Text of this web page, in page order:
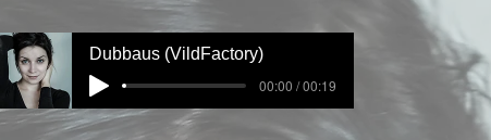
Dubbaus (VildFactory)
00:00 / 00:19